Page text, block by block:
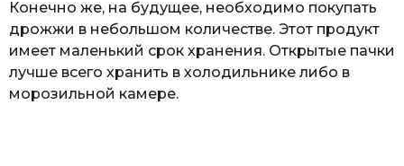
Конечно же, на будущее, необходимо покупать
дрожжи в небольшом количестве. Этот продукт
имеет маленький срок хранения. Открытые пачки
лучше всего хранить в холодильнике либо в
морозильной камере.